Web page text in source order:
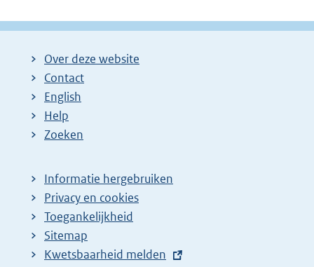
Over deze website
Contact
English
Help
Zoeken
Informatie hergebruiken
Privacy en cookies
Toegankelijkheid
Sitemap
E
Kwetsbaarheid melden